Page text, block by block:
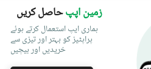
زمین اپپحاصل کریں
ہماری ایپ استعمال کرتے ہوئے
پراپٹیز کو بہتر اور تیزی سے
خریدیں اور بیچیں